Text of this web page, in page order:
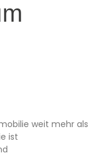
weit mehr als
ist